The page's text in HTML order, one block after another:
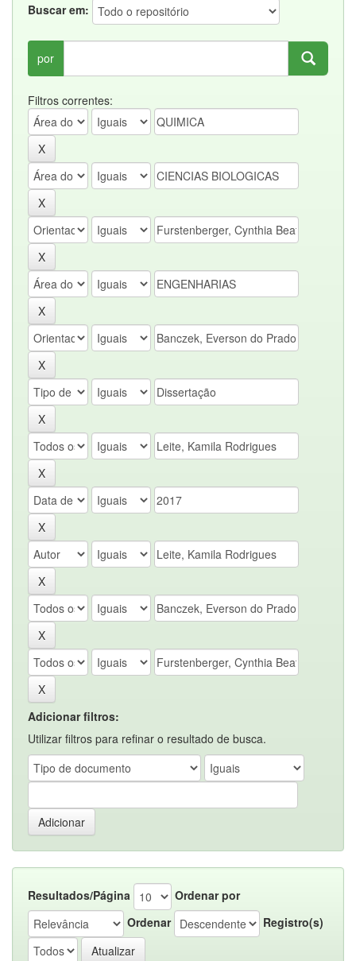
Buscar em:
por
Filtros correntes:
Adicionar filtros:
Utilizar filtros para refinar o resultado de busca.
Resultados/Página
Ordenar por
Ordenar
Registro(s)